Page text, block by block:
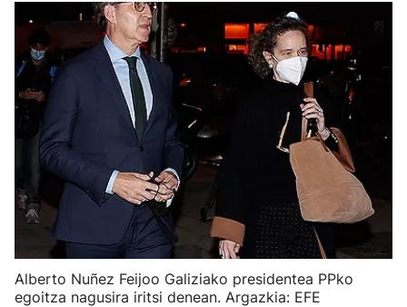
Alberto Nuñez Feijoo Galiziako presidentea PPko
egoitza nagusira iritsi denean. Argazkia: EFE